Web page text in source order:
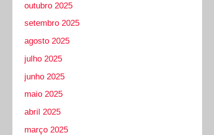
outubro 2025
setembro 2025
agosto 2025
julho 2025
junho 2025
maio 2025
abril 2025
março 2025